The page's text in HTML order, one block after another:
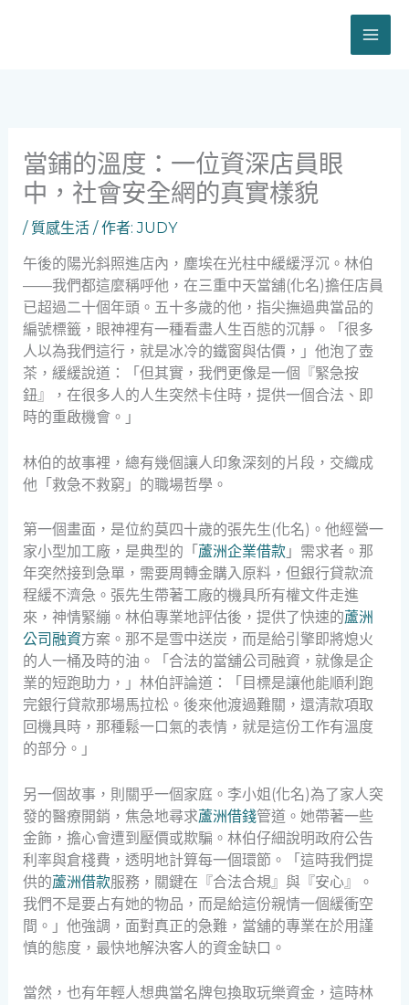
當鋪的溫度：一位資深店員眼
中，社會安全網的真實樣貌
/ 質感生活/ 作者:JUDY
午後的陽光斜照進店內，塵埃在光柱中緩緩浮沉。林伯
——我們都這麼稱呼他，在三重中天當舖(化名)擔任店員
已超過二十個年頭。五十多歲的他，指尖撫過典當品的
編號標籤，眼神裡有一種看盡人生百態的沉靜。「很多
人以為我們這行，就是冰冷的鐵窗與估價，」他泡了壺
茶，緩緩說道：「但其實，我們更像是一個『緊急按
鈕』，在很多人的人生突然卡住時，提供一個合法、即
時的重啟機會。」
林伯的故事裡，總有幾個讓人印象深刻的片段，交織成
他「救急不救窮」的職場哲學。
第一個畫面，是位約莫四十歲的張先生(化名)。他經營一
家小型加工廠，是典型的「 蘆洲企業借款」需求者。那
年突然接到急單，需要周轉金購入原料，但銀行貸款流
程緩不濟急。張先生帶著工廠的機具所有權文件走進
來，神情緊繃。林伯專業地評估後，提供了快速的蘆洲
公司融資方案。那不是雪中送炭，而是給引擎即將熄火
的人一桶及時的油。「合法的當舖公司融資，就像是企
業的短跑助力，」林伯評論道：「目標是讓他能順利跑
完銀行貸款那場馬拉松。後來他渡過難關，還清款項取
回機具時，那種鬆一口氣的表情，就是這份工作有溫度
的部分。」
另一個故事，則關乎一個家庭。李小姐(化名)為了家人突
發的醫療開銷，焦急地尋求蘆洲借錢管道。她帶著一些
金飾，擔心會遭到壓價或欺騙。林伯仔細說明政府公告
利率與倉棧費，透明地計算每一個環節。「這時我們提
供的蘆洲借款服務，關鍵在『合法合規』與『安心』。
我們不是要占有她的物品，而是給這份親情一個緩衝空
間。」他強調，面對真正的急難，當舖的專業在於用謹
慎的態度，最快地解決客人的資金缺口。
當然，也有年輕人想典當名牌包換取玩樂資金，這時林